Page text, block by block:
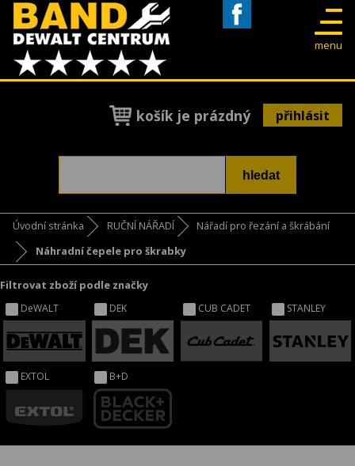
menu
košík je prázdný přihlásit
Úvodní stránka RUČNÍ NÁŘADÍ
Nářadí pro řezání a škrábání
Náhradní čepele pro škrabky
Filtrovat zboží podle značky
DeWALT DEK CUB CADET STANLEY
EXTOL B+D